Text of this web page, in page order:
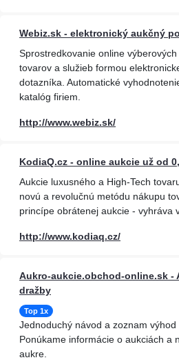
Webiz.sk - elektronický aukčný
Sprostredkovanie online
tovarov a služieb formou
dotazníka. Automatické
katalóg firiem.
http://www.webiz.sk/
KodiaQ.cz - online aukcie už od
Aukcie luxusného a High-Tech
novú a revolučnú metódu nákupu
princípe obrátenej aukcie - vyhráva
http://www.kodiaq.cz/
Aukro-aukcie.obchod-online.sk -
dražby
Top 1x
Jednoduchý návod a zoznam výhod
Ponúkame informácie o aukciách a
aukre.